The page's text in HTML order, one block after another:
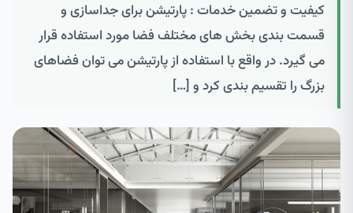
کیفیت و تضمین خدمات : پارتیشن برای جداسازی و
قسمت بندی بخش های مختلف فضا مورد استفاده قرار
می گیرد. در واقع با استفاده از پارتیشن می توان فضاهای
بزرگ را تقسیم بندی کرد و […]